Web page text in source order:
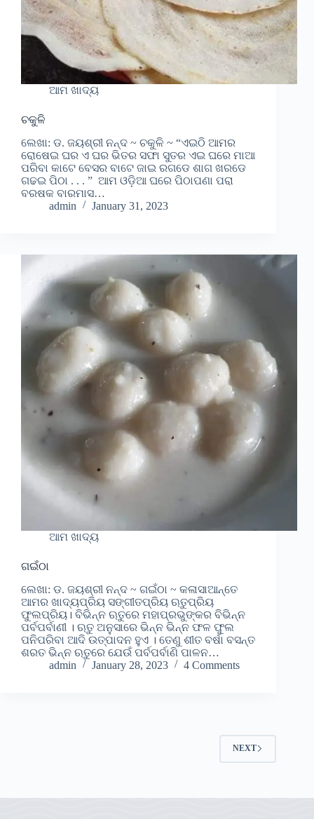
ଆମ ଖାଦ୍ୟ
ଚକୁଳି
ଲେଖା: ଡ. ଜୟଶ୍ରୀ ନନ୍ଦ ~ ଚକୁଳି ~ “ଏଇଠି ଆମର
ରୋଷେଇ ଘର ଏ ଘର ଭିତର ସଫା ସୁତର ଏଇ ଘରେ ମାଆ
ପରିବା କାଟେ ବେସର ବାଟେ ଜାଇ ରଗଡେ ଶାଗ ଖରଡେ
ଗଢଇ ପିଠା . . . ” ଆମ ଓଡ଼ିଆ ଘରେ ପିଠାପଣା ପରା
ବରଷକ ବାରମାସ…
admin
January 31, 2023
ଆମ ଖାଦ୍ୟ
ଗଇଁଠା
ଲେଖା: ଡ. ଜୟଶ୍ରୀ ନନ୍ଦ ~ ଗଇଁଠା ~ କଳାସାଆନ୍ତେ
ଆମର ଖାଦ୍ୟପ୍ରିୟ ସଙ୍ଗୀତପ୍ରିୟ ଋତୁପ୍ରିୟ
ଫୁଲପ୍ରିୟ। ବିଭିନ୍ନ ଋତୁରେ ମହାପ୍ରଭୁଙ୍କର ବିଭିନ୍ନ
ପର୍ବପର୍ବାଣୀ । ଋତୁ ଅନୁସାରେ ଭିନ୍ନ ଭିନ୍ନ ଫଳ ଫୁଲ
ପନିପରିବା ଆଦି ଉତ୍ପାଦନ ହୁଏ । ତେଣୁ ଶୀତ ବର୍ଷା ବସନ୍ତ
ଶରତ ଭିନ୍ନ ଋତୁରେ ଯେଉଁ ପର୍ବପର୍ବାଣି ପାଳନ…
admin
January 28, 2023 4 Comments
NEXT